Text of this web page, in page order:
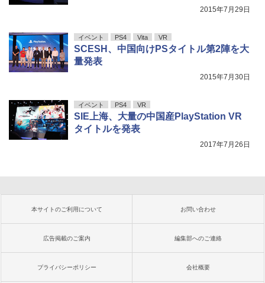
2015年7月29日
イベント PS4 Vita VR
SCESH、中国向けPSタイトル第2陣を大
量発表
2015年7月30日
イベント PS4 VR
SIE上海、大量の中国産PlayStation VR
タイトルを発表
2017年7月26日
本サイトのご利用について お問い合わせ
広告掲載のご案内 編集部へのご連絡
プライバシーポリシー 会社概要